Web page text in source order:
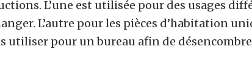
L’une est utilisée pour des usages
L’autre pour les pièces d’habitation
pour un bureau afin de